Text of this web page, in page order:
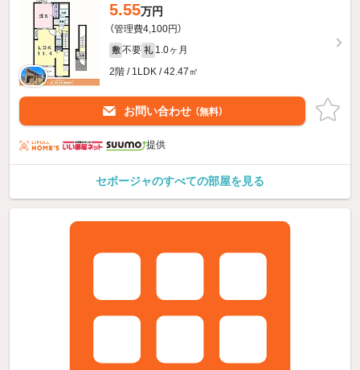
5.55万円
（管理費4,100円）
敷 不要 礼 1.0ヶ月
2階 / 1LDK / 42.47㎡
お問い合わせ （無料）
提供
セボージャのすべての部屋を見る